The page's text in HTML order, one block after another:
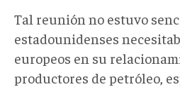
Tal reunión no estuvo
estadounidenses
europeos en su
productores de petróleo,